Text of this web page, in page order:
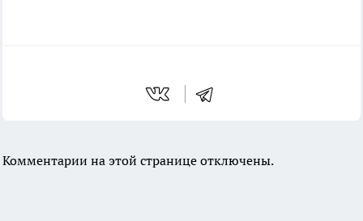
Комментарии на этой странице отключены.